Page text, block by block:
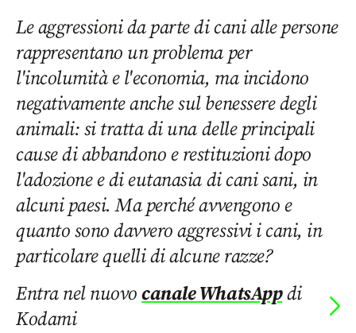
Le aggressioni da parte di cani alle persone
rappresentano un problema per
l'incolumità e l'economia, ma incidono
negativamente anche sul benessere degli
animali: si tratta di una delle principali
cause di abbandono e restituzioni dopo
l'adozione e di eutanasia di cani sani, in
alcuni paesi. Ma perché avvengono e
quanto sono davvero aggressivi i cani, in
particolare quelli di alcune razze?
Entra nel nuovocanale WhatsAppdi
Kodami